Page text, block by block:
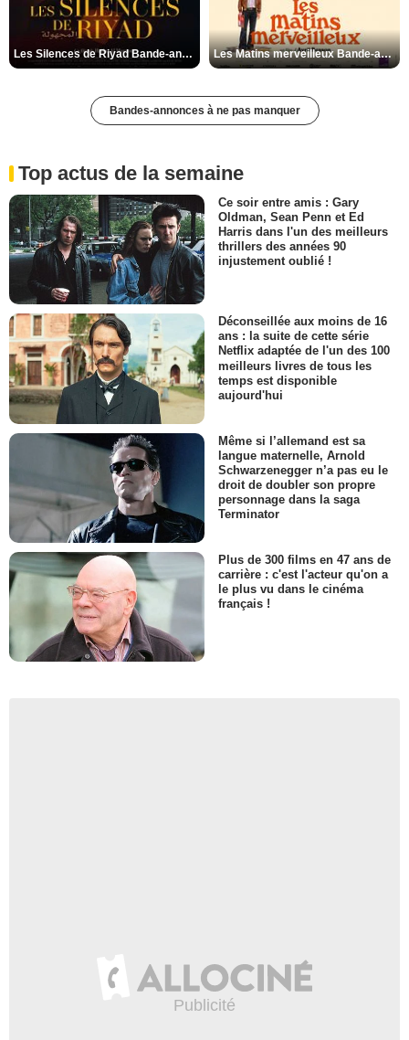
Les Silences de Riyad Bande-annonce VO STFR Les Matins merveilleux Bande-annonce VF
Bandes-annonces à ne pas manquer
Top actus de la semaine
Ce soir entre amis : Gary
Oldman, Sean Penn et Ed
Harris dans l'un des meilleurs
thrillers des années 90
injustement oublié !
Déconseillée aux moins de 16
ans : la suite de cette série
Netflix adaptée de l'un des 100
meilleurs livres de tous les
temps est disponible
aujourd'hui
Même si l’allemand est sa
langue maternelle, Arnold
Schwarzenegger n’a pas eu le
droit de doubler son propre
personnage dans la saga
Terminator
Plus de 300 films en 47 ans de
carrière : c'est l'acteur qu'on a
le plus vu dans le cinéma
français !